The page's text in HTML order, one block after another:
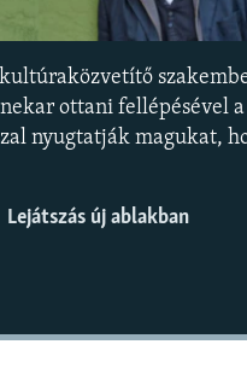
ottani fellépésével
nyugtatják magukat,
Lejátszás új ablakban